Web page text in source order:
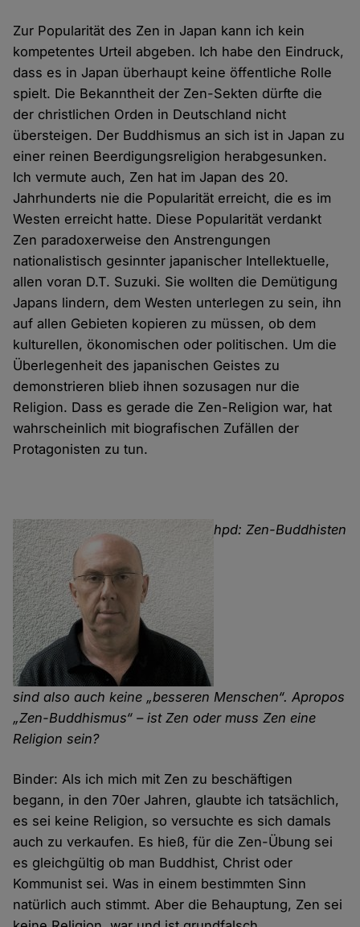
Zur Popularität des Zen in Japan kann ich kein
kompetentes Urteil abgeben. Ich habe den Eindruck,
dass es in Japan überhaupt keine öffentliche Rolle
spielt. Die Bekanntheit der Zen-Sekten dürfte die
der christlichen Orden in Deutschland nicht
übersteigen. Der Buddhismus an sich ist in Japan zu
einer reinen Beerdigungsreligion herabgesunken.
Ich vermute auch, Zen hat im Japan des 20.
Jahrhunderts nie die Popularität erreicht, die es im
Westen erreicht hatte. Diese Popularität verdankt
Zen paradoxerweise den Anstrengungen
nationalistisch gesinnter japanischer Intellektuelle,
allen voran D.T. Suzuki. Sie wollten die Demütigung
Japans lindern, dem Westen unterlegen zu sein, ihn
auf allen Gebieten kopieren zu müssen, ob dem
kulturellen, ökonomischen oder politischen. Um die
Überlegenheit des japanischen Geistes zu
demonstrieren blieb ihnen sozusagen nur die
Religion. Dass es gerade die Zen-Religion war, hat
wahrscheinlich mit biografischen Zufällen der
Protagonisten zu tun.
hpd: Zen-Buddhisten
sind also auch keine „besseren Menschen“. Apropos
„Zen-Buddhismus“ – ist Zen oder muss Zen eine
Religion sein?
Binder: Als ich mich mit Zen zu beschäftigen
begann, in den 70er Jahren, glaubte ich tatsächlich,
es sei keine Religion, so versuchte es sich damals
auch zu verkaufen. Es hieß, für die Zen-Übung sei
es gleichgültig ob man Buddhist, Christ oder
Kommunist sei. Was in einem bestimmten Sinn
natürlich auch stimmt. Aber die Behauptung, Zen sei